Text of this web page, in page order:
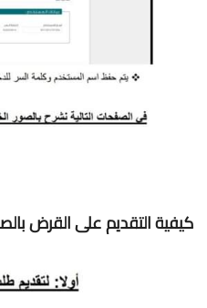
كيفية التقديم على القرض